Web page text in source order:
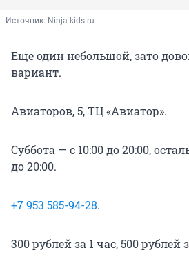
Источник: Ninja-kids.ru
Еще один небольшой, зато
вариант.
Авиаторов, 5, ТЦ «Авиатор».
Суббота — с 10:00 до 20:00,
до 20:00.
+7 953 585-94-28.
300 рублей за 1 час, 500 рублей